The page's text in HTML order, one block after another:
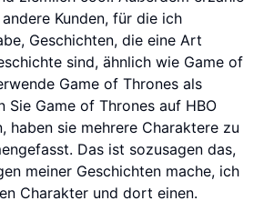
Kunden, für die ich
Geschichten, die eine Art
sind, ähnlich wie Game of
Game of Thrones als
Sie Game of Thrones auf HBO
haben sie mehrere Charaktere zu
Das ist sozusagen das,
meiner Geschichten mache, ich
Charakter und dort einen.